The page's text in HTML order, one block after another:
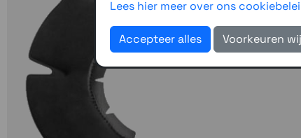
Lees hier meer over ons
Accepteer alles Voorkeuren